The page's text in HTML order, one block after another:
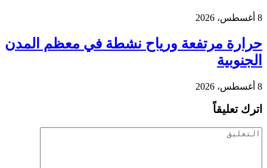
8 أغسطس، 2026
حرارة مرتفعة ورياح نشطة في معظم المدن
الجنوبية
8 أغسطس، 2026
اترك تعليقاً